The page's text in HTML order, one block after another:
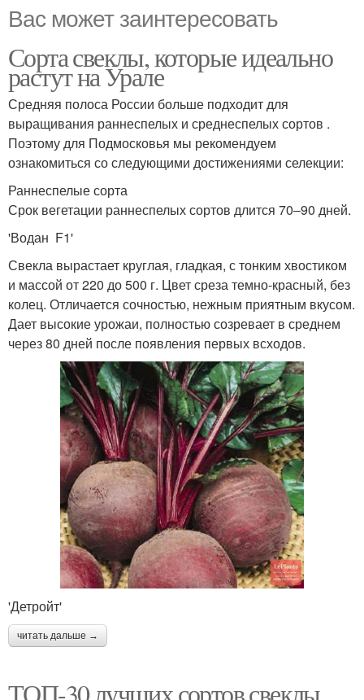
Вас может заинтересовать
Сорта свеклы, которые идеально
растут на Урале
Средняя полоса России больше подходит для
выращивания раннеспелых и среднеспелых сортов .
Поэтому для Подмосковья мы рекомендуем
ознакомиться со следующими достижениями селекции:
Раннеспелые сорта
Срок вегетации раннеспелых сортов длится 70–90 дней.
'Водан F1'
Свекла вырастает круглая, гладкая, с тонким хвостиком
и массой от 220 до 500 г. Цвет среза темно-красный, без
колец. Отличается сочностью, нежным приятным вкусом.
Дает высокие урожаи, полностью созревает в среднем
через 80 дней после появления первых всходов.
'Детройт'
читать дальше →
ТОП-30 лучших сортов свеклы